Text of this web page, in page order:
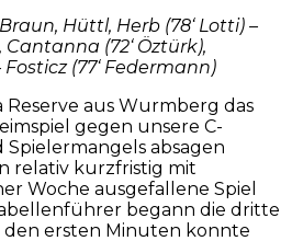
Hüttl, Herb (78‘ Lotti) –
(72‘ Öztürk),
Fosticz (77‘ Federmann)
Reserve aus Wurmberg das
gegen unsere C-
absagen
relativ kurzfristig mit
Woche ausgefallene Spiel
begann die dritte
den ersten Minuten konnte